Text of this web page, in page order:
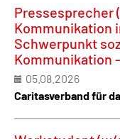
Kommunikation
Schwerpunkt
Kommunikation -
05.08.2026
Caritasverband für